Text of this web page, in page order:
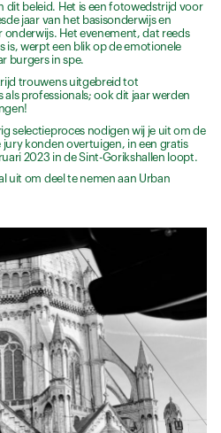
dit beleid. Het is een fotowedstrijd voor
jaar van het basisonderwijs en
onderwijs. Het evenement, dat reeds
is, werpt een blik op de emotionele
burgers in spe.
trouwens uitgebreid tot
als professionals; ook dit jaar werden
selectieproces nodigen wij je uit om de
konden overtuigen, in een gratis
2023 in de Sint-Gorikshallen loopt.
uit om deel te nemen aan Urban